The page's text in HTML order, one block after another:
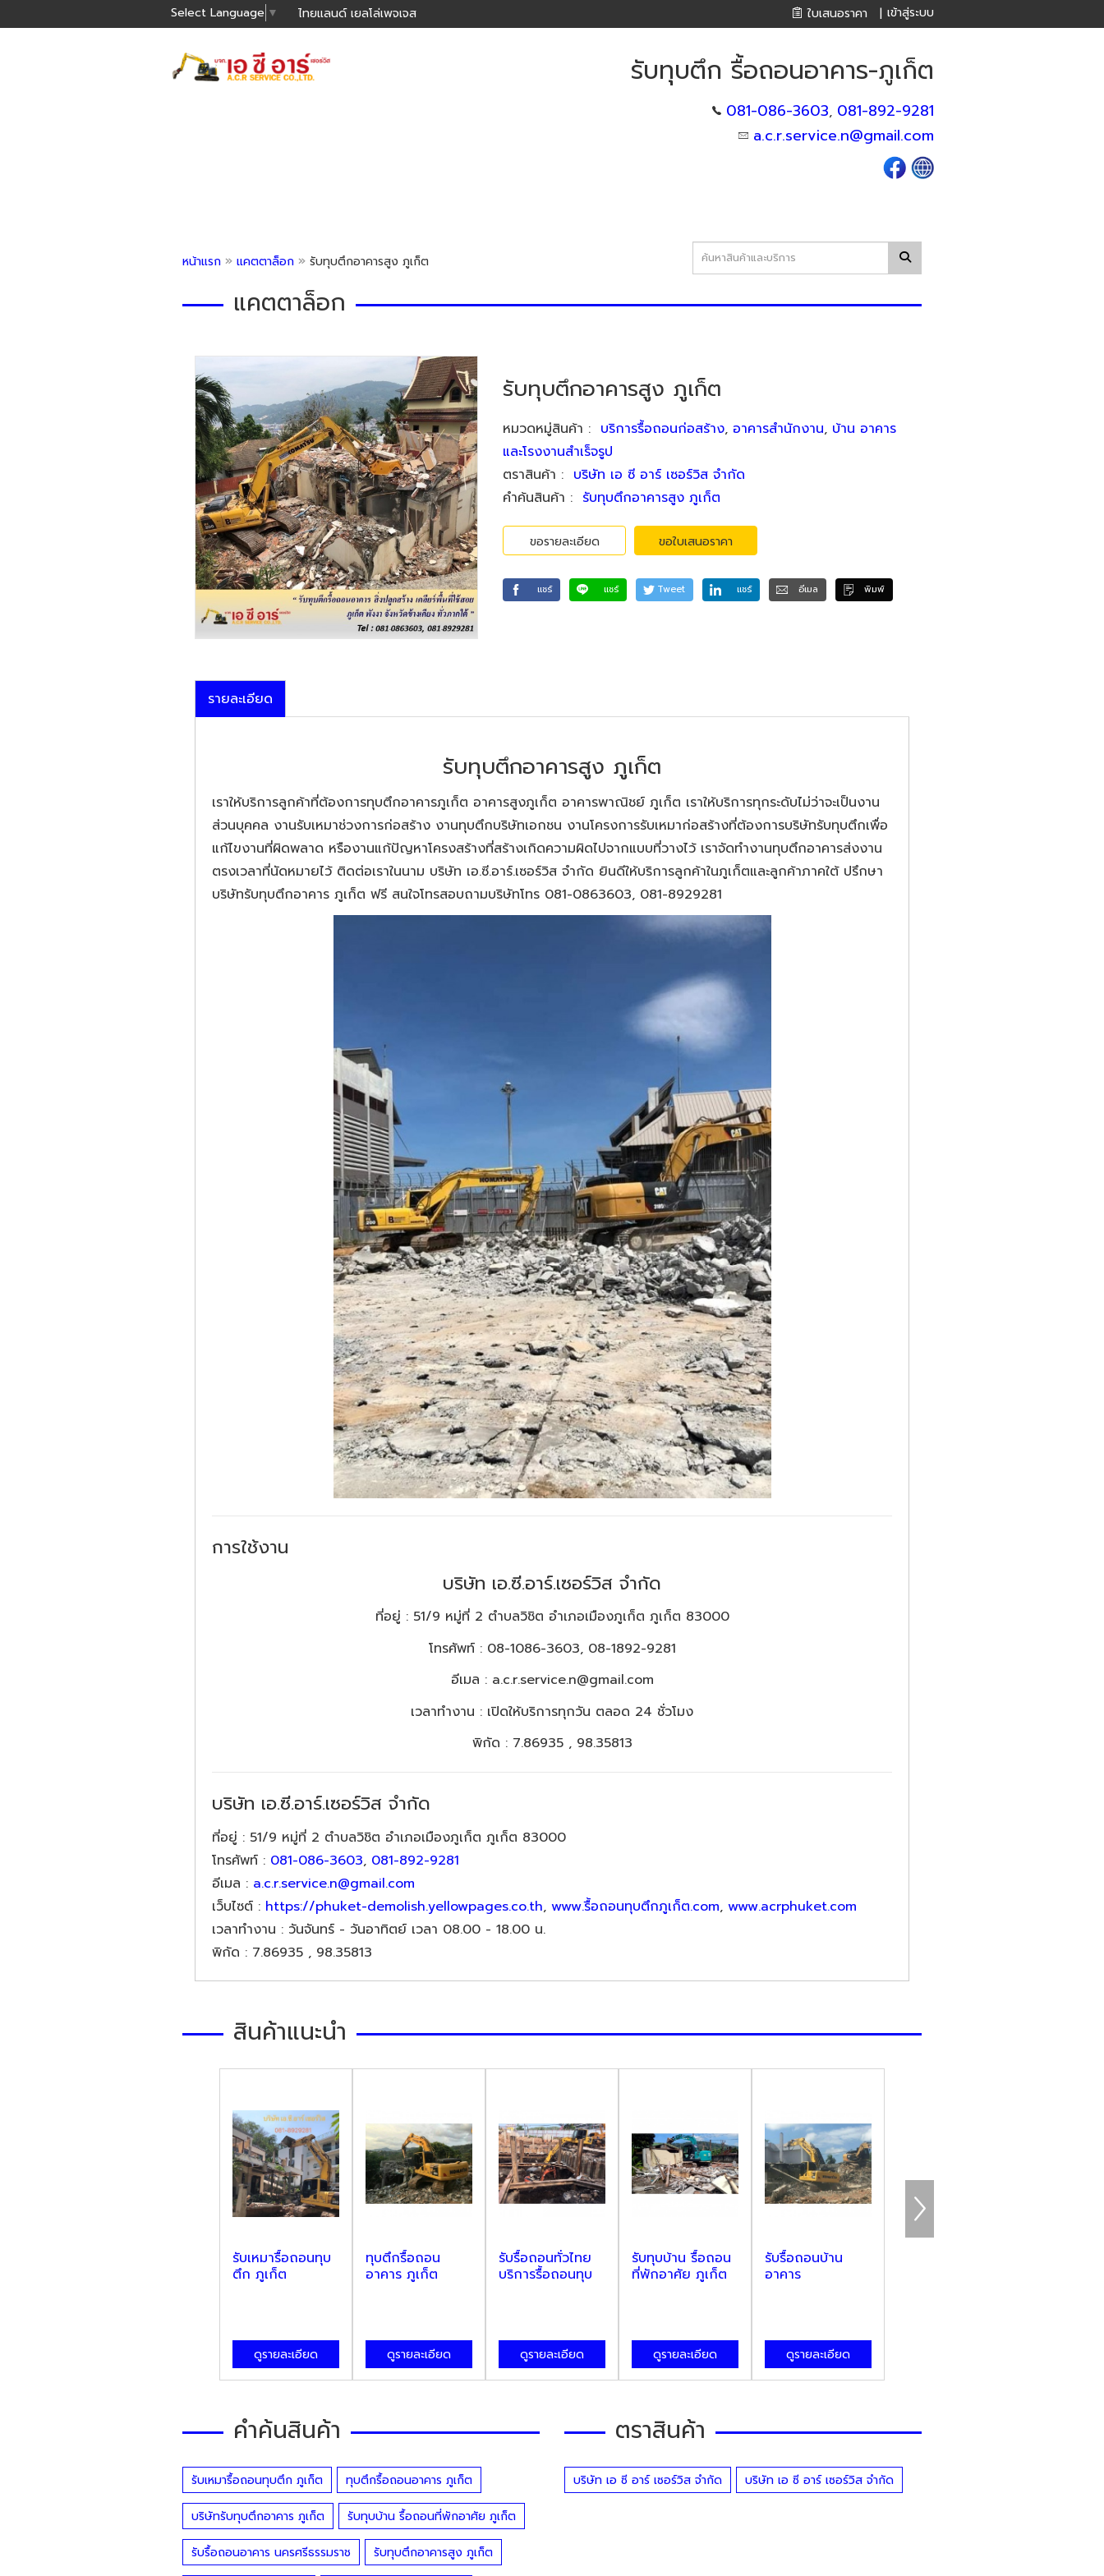
Select Language ▼ ไทยแลนด์ เยลโล่เพจเจส ใบเสนอราคา | เข้าสู่ระบบ
รับทุบตึก รื้อถอนอาคาร-ภูเก็ต
081-086-3603, 081-892-9281
a.c.r.service.n@gmail.com
หน้าแรก » แคตตาล็อก » รับทุบตึกอาคารสูง ภูเก็ต
แคตตาล็อก
รับทุบตึกอาคารสูง ภูเก็ต
หมวดหมู่สินค้า : บริการรื้อถอนก่อสร้าง, อาคารสำนักงาน, บ้าน อาคาร
และโรงงานสำเร็จรูป
ตราสินค้า : บริษัท เอ ซี อาร์ เซอร์วิส จำกัด
คำค้นสินค้า : รับทุบตึกอาคารสูง ภูเก็ต
ขอรายละเอียด ขอใบเสนอราคา
แชร์ แชร์ Tweet แชร์ อีเมล พิมพ์
รายละเอียด
รับทุบตึกอาคารสูง ภูเก็ต
เราให้บริการลูกค้าที่ต้องการทุบตึกอาคารภูเก็ต อาคารสูงภูเก็ต อาคารพาณิชย์ ภูเก็ต เราให้บริการทุกระดับไม่ว่าจะเป็นงาน
ส่วนบุคคล งานรับเหมาช่วงการก่อสร้าง งานทุบตึกบริษัทเอกชน งานโครงการรับเหมาก่อสร้างที่ต้องการบริษัทรับทุบตึกเพื่อ
แก้ไขงานที่ผิดพลาด หรืองานแก้ปัญหาโครงสร้างที่สร้างเกิดความผิดไปจากแบบที่วางไว้ เราจัดทำงานทุบตึกอาคารส่งงาน
ตรงเวลาที่นัดหมายไว้ ติดต่อเราในนาม บริษัท เอ.ซี.อาร์.เซอร์วิส จำกัด ยินดีให้บริการลูกค้าในภูเก็ตและลูกค้าภาคใต้ ปรึกษา
บริษัทรับทุบตึกอาคาร ภูเก็ต ฟรี สนใจโทรสอบถามบริษัทโทร 081-0863603, 081-8929281
การใช้งาน
บริษัท เอ.ซี.อาร์.เซอร์วิส จำกัด
ที่อยู่ : 51/9 หมู่ที่ 2 ตำบลวิชิต อำเภอเมืองภูเก็ต ภูเก็ต 83000
โทรศัพท์ : 08-1086-3603, 08-1892-9281
อีเมล : a.c.r.service.n@gmail.com
เวลาทำงาน : เปิดให้บริการทุกวัน ตลอด 24 ชั่วโมง
พิกัด : 7.86935 , 98.35813
บริษัท เอ.ซี.อาร์.เซอร์วิส จำกัด
ที่อยู่ : 51/9 หมู่ที่ 2 ตำบลวิชิต อำเภอเมืองภูเก็ต ภูเก็ต 83000
โทรศัพท์ : 081-086-3603, 081-892-9281
อีเมล : a.c.r.service.n@gmail.com
เว็บไซต์ : https://phuket-demolish.yellowpages.co.th, www.รื้อถอนทุบตึกภูเก็ต.com, www.acrphuket.com
เวลาทำงาน : วันจันทร์ - วันอาทิตย์ เวลา 08.00 - 18.00 น.
พิกัด : 7.86935 , 98.35813
สินค้าแนะนำ
รับเหมารื้อถอนทุบ
ตึก ภูเก็ต
ดูรายละเอียด
ทุบตึกรื้อถอน
อาคาร ภูเก็ต
ดูรายละเอียด
รับรื้อถอนทั่วไทย
บริการรื้อถอนทุบ
ดูรายละเอียด
รับทุบบ้าน รื้อถอน
ที่พักอาศัย ภูเก็ต
ดูรายละเอียด
รับรื้อถอนบ้าน
อาคาร
ดูรายละเอียด
คำค้นสินค้า
รับเหมารื้อถอนทุบตึก ภูเก็ต ทุบตึกรื้อถอนอาคาร ภูเก็ต
บริษัทรับทุบตึกอาคาร ภูเก็ต รับทุบบ้าน รื้อถอนที่พักอาศัย ภูเก็ต
รับรื้อถอนอาคาร นครศรีธรรมราช รับทุบตึกอาคารสูง ภูเก็ต
ตราสินค้า
บริษัท เอ ซี อาร์ เซอร์วิส จำกัด บริษัท เอ ซี อาร์ เซอร์วิส จำกัด